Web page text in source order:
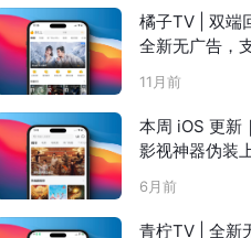
橘子TV | 双端
全新无广告，
Netflix、短剧
等（
11月前
本周 iOS 更新
影视神器伪装
院线大片 / 短
外资源全覆盖
6月前
青柠TV | 全新